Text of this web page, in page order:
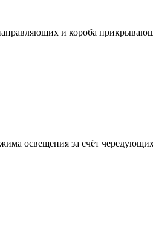
и короба
освещения за счёт